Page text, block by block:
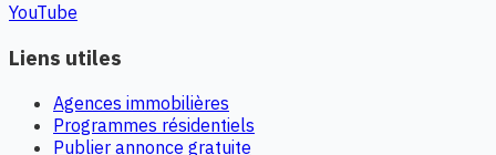
YouTube
Liens utiles
Agences immobilières
Programmes résidentiels
Publier annonce gratuite